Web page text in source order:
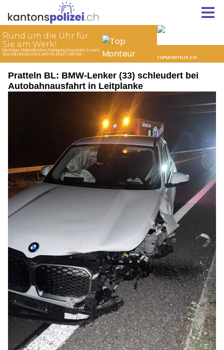
Pratteln BL: BMW-Lenker (33) schleudert bei
Autobahnausfahrt in Leitplanke